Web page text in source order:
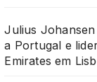
Julius
a Portugal e
Emirates em